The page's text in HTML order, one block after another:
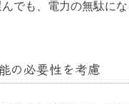
でも、電力の無駄にな
の必要性を考慮